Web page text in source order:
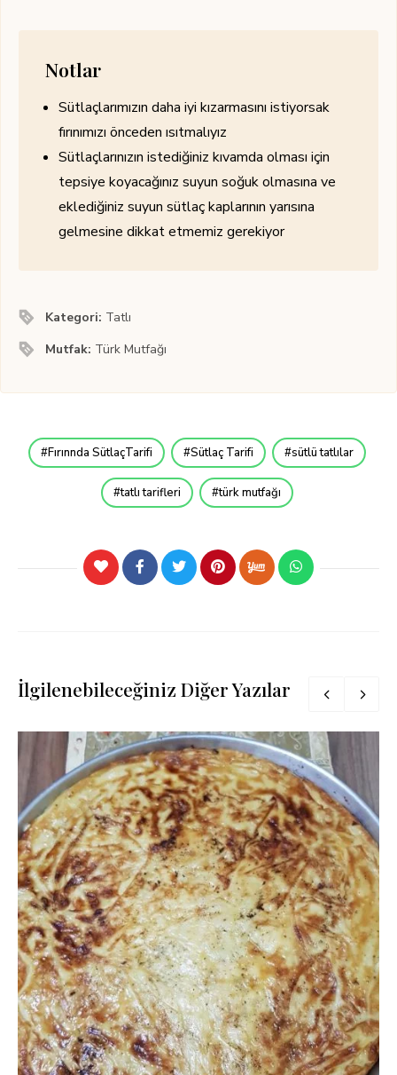
Notlar
Sütlaçlarımızın daha iyi kızarmasını istiyorsak
fırınımızı önceden ısıtmalıyız
Sütlaçlarınızın istediğiniz kıvamda olması için
tepsiye koyacağınız suyun soğuk olmasına ve
eklediğiniz suyun sütlaç kaplarının yarısına
gelmesine dikkat etmemiz gerekiyor
Kategori: Tatlı
Mutfak: Türk Mutfağı
Fırınnda SütlaçTarifi Sütlaç Tarifi sütlü tatlılar
tatlı tarifleri türk mutfağı
İlgilenebileceğiniz Diğer Yazılar